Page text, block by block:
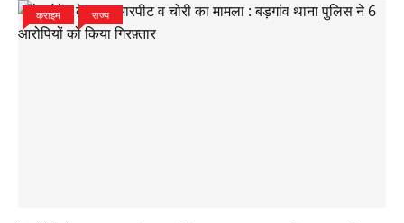
क्राइम राज्य